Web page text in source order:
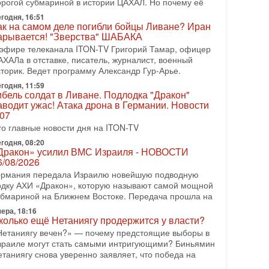
2026, 17:50
голос» Израиля: кто заберет его на этот
русскоязычных репатриантов не раз кардинально
политический ландшафт Израиля. Достаточно
взлет партии «Исраэль ба-алия», когда
2026, 17:00
закрытых дверей: о чём на самом деле
Трамп и Нетаньяху?
визит премьер-министра Израиля Биньямина
в США и его встреча с Дональдом Трампом
больше вопросов, чем ответов. Полная
07-2026, 15:18
готовит покушение на Нетаниягу! Трамп не
эскалации, но КСИР готовит взрыв!
телеканала ITON-TV СЕРГЕЙ МИГДАЛЬ,
по вопросам безопасности, офицер запаса
управления полиции Израиля, автор
07-2026, 09:02
за разоружение ХАМАСа - НОВОСТИ
07/2026
президент США Дональд Трамп заявил о
16:51
на самом деле погибли бойцы Ливане? Иран
"Зверства" ШАБАКА
телеканала ITON-TV Григорий Тамар, офицер
в отставке, писатель, журналист, военный
Ведет программу Александр Гур-Арье.
11:59
солдат в Ливане. Подлодка "Дракон"
ужас! Атака дрона в Германии. Новости
главные новости дня на ITON-TV
08:20
усилил ВМС Израиля - НОВОСТИ
08/2026
передала Израилю новейшую подводную
АХИ «Дракон», которую называют самой мощной
на Ближнем Востоке. Передача прошла на
18:16
ещё Нетаниягу продержится у власти?
вечен?» — почему предстоящие выборы в
могут стать самыми интригующими? Биньямин
снова уверенно заявляет, что победа на